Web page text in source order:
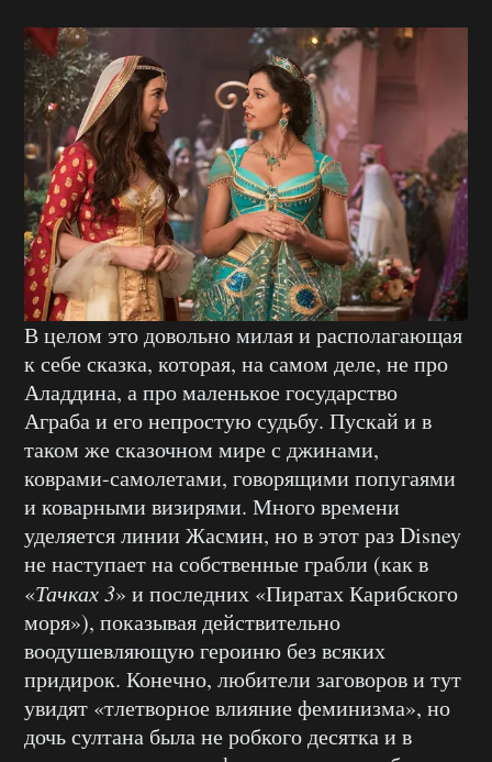
В целом это довольно милая и располагающая
к себе сказка, которая, на самом деле, не про
Аладдина, а про маленькое государство
Аграба и его непростую судьбу. Пускай и в
таком же сказочном мире с джинами,
коврами-самолетами, говорящими попугаями
и коварными визирями. Много времени
уделяется линии Жасмин, но в этот раз Disney
не наступает на собственные грабли (как в
«Тачках 3» и последних «Пиратах Карибского
моря»), показывая действительно
воодушевляющую героиню без всяких
придирок. Конечно, любители заговоров и тут
увидят «тлетворное влияние феминизма», но
дочь султана была не робкого десятка и в